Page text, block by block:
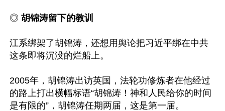
◎ 胡锦涛留下的教训
江系绑架了胡锦涛，还想用舆论把习近平绑在中共
这条即将沉没的烂船上。
2005年，胡锦涛出访英国，法轮功修炼者在他经过
的路上打出横幅标语“胡锦涛！神和人民给你的时间
是有限的”，胡锦涛任期两届，这是第一届。